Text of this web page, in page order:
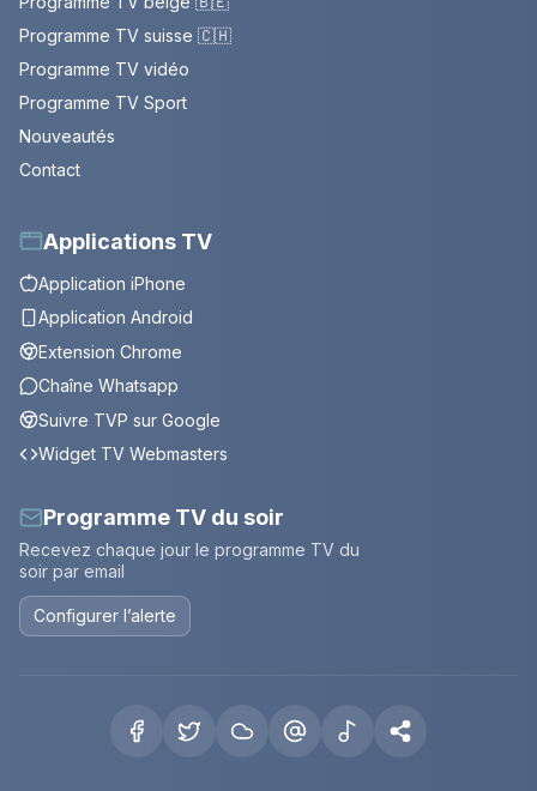
Programme TV suisse 🇨🇭
Programme TV vidéo
Programme TV Sport
Nouveautés
Contact
Applications TV
Application iPhone
Application Android
Extension Chrome
Chaîne Whatsapp
Suivre TVP sur Google
Widget TV Webmasters
Programme TV du soir
Recevez chaque jour le programme TV du
soir par email
Configurer l’alerte